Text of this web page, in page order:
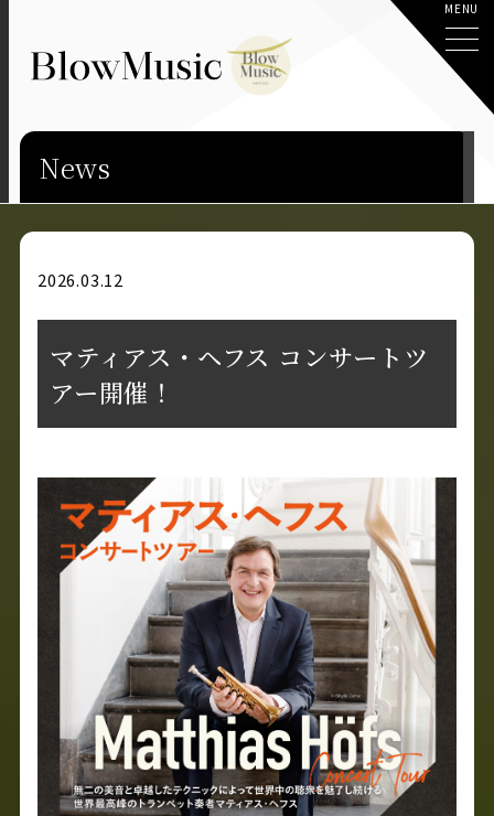
News
2026.03.12
マティアス・ヘフス コンサートツ
アー開催！